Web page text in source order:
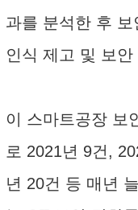
과를 분석한 후
인식 제고 및 보
이 스마트공장 보
로 2021년 9건,
년 20건 등 매년